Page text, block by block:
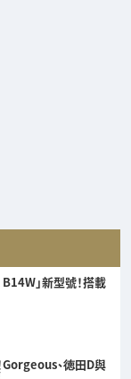
」新型號！搭載
Gorgeous、徳田D與